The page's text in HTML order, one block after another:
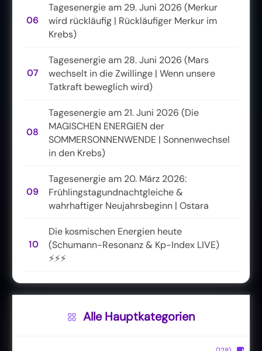
06
Tagesenergie am 29. Juni 2026 (Merkur
wird rückläufig | Rückläufiger Merkur im
Krebs)
07
Tagesenergie am 28. Juni 2026 (Mars
wechselt in die Zwillinge | Wenn unsere
Tatkraft beweglich wird)
08
Tagesenergie am 21. Juni 2026 (Die
MAGISCHEN ENERGIEN der
SOMMERSONNENWENDE | Sonnenwechsel
in den Krebs)
09
Tagesenergie am 20. März 2026:
Frühlingstagundnachtgleiche &
wahrhaftiger Neujahrsbeginn | Ostara
10
Die kosmischen Energien heute
(Schumann-Resonanz & Kp-Index LIVE)
⚡⚡⚡
Alle Hauptkategorien